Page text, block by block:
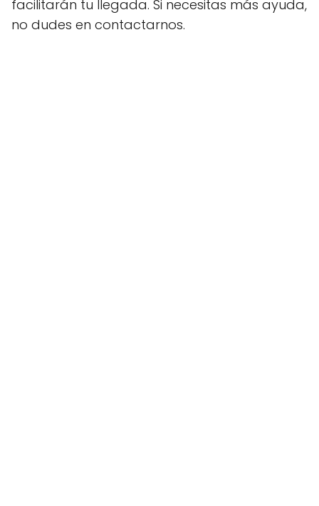
facilitarán tu llegada. Si necesitas más ayuda,
no dudes en contactarnos.